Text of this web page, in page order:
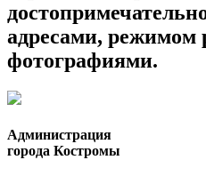
адресами, режимом
фотографиями.
Администрация
города Костромы